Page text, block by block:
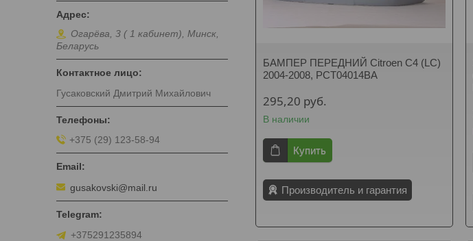
БАМПЕР ПЕРЕДНИЙ Citroen C4 (LC)
2004-2008, PCT04014BA
295,20 руб.
В наличии
Купить
Производитель и гарантия
Огарёва, 3 ( 1 кабинет), Минск,
Беларусь
Гусаковский Дмитрий Михайлович
+375 (29) 123-58-94
gusakovski@mail.ru
+375291235894